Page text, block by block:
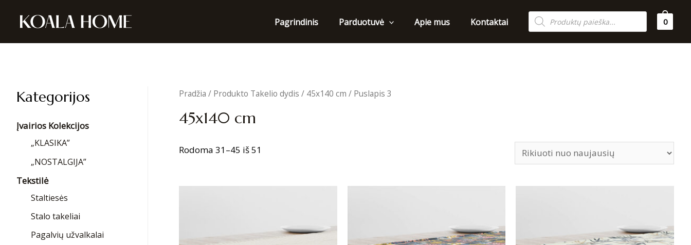
Pagrindinis Parduotuvė Apie mus Kontaktai
Products
search 0
Kategorijos
Įvairios Kolekcijos
„KLASIKA”
„NOSTALGIJA”
Tekstilė
Staltiesės
Stalo takeliai
Pagalvių užvalkalai
Pradžia / Produkto Takelio dydis / 45x140 cm / Puslapis 3
45x140 cm
Rodoma 31–45 iš 51